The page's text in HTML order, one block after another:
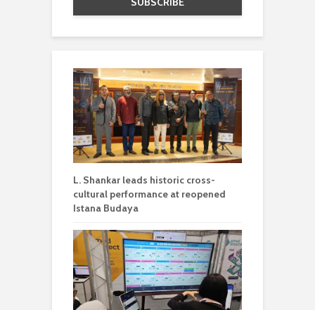
L. Shankar leads historic cross-
cultural performance at reopened
Istana Budaya